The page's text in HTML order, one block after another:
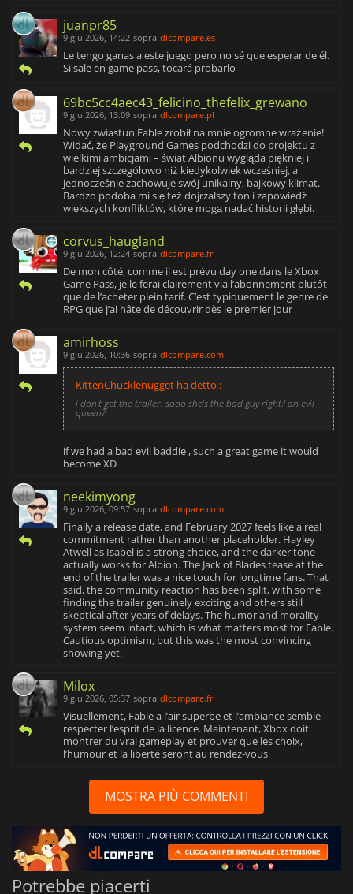
juanpr85
9 giu 2026, 14:22 sopra dlcompare.es
Le tengo ganas a este juego pero no sé que esperar de él.
Si sale en game pass, tocará probarlo
69bc5cc4aec43_felicino_thefelix_grewano
9 giu 2026, 13:09 sopra dlcompare.pl
Nowy zwiastun Fable zrobił na mnie ogromne wrażenie!
Widać, że Playground Games podchodzi do projektu z
wielkimi ambicjami – świat Albionu wygląda piękniej i
bardziej szczegółowo niż kiedykolwiek wcześniej, a
jednocześnie zachowuje swój unikalny, bajkowy klimat.
Bardzo podoba mi się też dojrzalszy ton i zapowiedź
większych konfliktów, które mogą nadać historii głębi.
corvus_haugland
9 giu 2026, 12:24 sopra dlcompare.fr
De mon côté, comme il est prévu day one dans le Xbox
Game Pass, je le ferai clairement via l’abonnement plutôt
que de l’acheter plein tarif. C’est typiquement le genre de
RPG que j’ai hâte de découvrir dès le premier jour
amirhoss
9 giu 2026, 10:36 sopra dlcompare.com
KittenChucklenugget ha detto :
i don't get the trailer. sooo she's the bad guy right? an evil
queen?
if we had a bad evil baddie , such a great game it would
become XD
neekimyong
9 giu 2026, 09:57 sopra dlcompare.com
Finally a release date, and February 2027 feels like a real
commitment rather than another placeholder. Hayley
Atwell as Isabel is a strong choice, and the darker tone
actually works for Albion. The Jack of Blades tease at the
end of the trailer was a nice touch for longtime fans. That
said, the community reaction has been split, with some
finding the trailer genuinely exciting and others still
skeptical after years of delays. The humor and morality
system seem intact, which is what matters most for Fable.
Cautious optimism, but this was the most convincing
showing yet.
Milox
9 giu 2026, 05:37 sopra dlcompare.fr
Visuellement, Fable a l’air superbe et l’ambiance semble
respecter l’esprit de la licence. Maintenant, Xbox doit
montrer du vrai gameplay et prouver que les choix,
l’humour et la liberté seront au rendez-vous
MOSTRA PIÙ COMMENTI
Potrebbe piacerti